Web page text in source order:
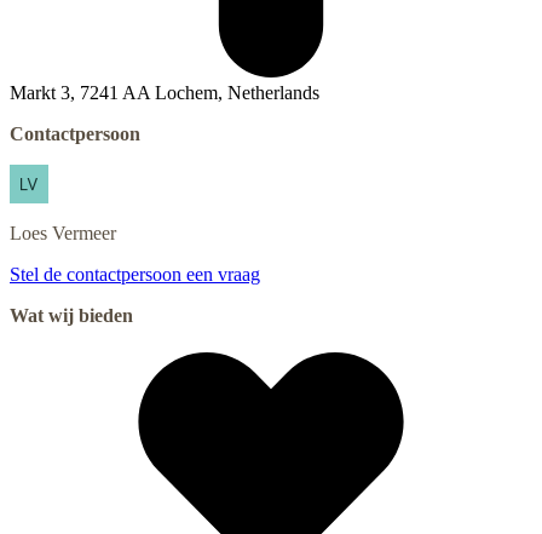
Markt 3, 7241 AA Lochem, Netherlands
Contactpersoon
Loes Vermeer
Stel de contactpersoon een vraag
Wat wij bieden